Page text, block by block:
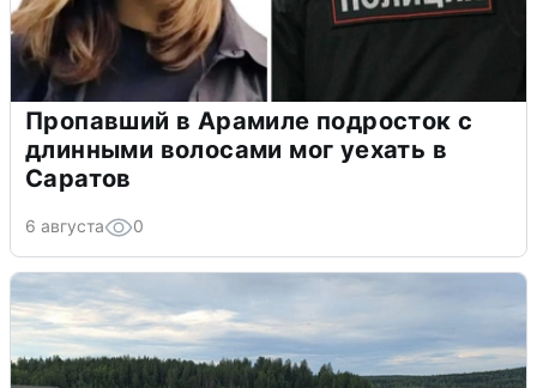
Пропавший в Арамиле подросток с
длинными волосами мог уехать в
Саратов
6 августа 0